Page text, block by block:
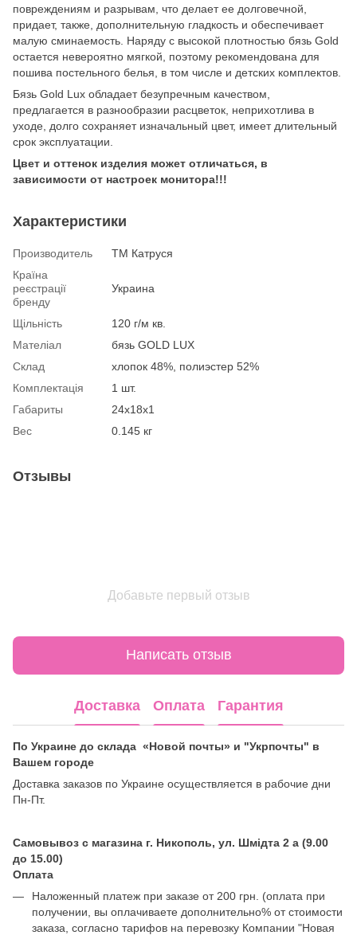
повреждениям и разрывам, что делает ее долговечной,
придает, также, дополнительную гладкость и обеспечивает
малую сминаемость. Наряду с высокой плотностью бязь Gold
остается невероятно мягкой, поэтому рекомендована для
пошива постельного белья, в том числе и детских комплектов.
Бязь Gold Lux обладает безупречным качеством,
предлагается в разнообразии расцветок, неприхотлива в
уходе, долго сохраняет изначальный цвет, имеет длительный
срок эксплуатации.
Цвет и оттенок изделия может отличаться, в
зависимости от настроек монитора!!!
Характеристики
Производитель
ТМ Катруся
Країна
реєстрації
бренду
Украина
Щільність
120 г/м кв.
Мателіал
бязь GOLD LUX
Склад
хлопок 48%, полиэстер 52%
Комплектація
1 шт.
Габариты
24х18х1
Вес
0.145 кг
Отзывы
Добавьте первый отзыв
Написать отзыв
Доставка Оплата Гарантия
По Украине до склада «Новой почты» и "Укрпочты" в
Вашем городе
Доставка заказов по Украине осуществляется в рабочие дни
Пн-Пт.
Самовывоз с магазина г. Никополь, ул. Шмідта 2 а (9.00
до 15.00)
Оплата
Наложенный платеж при заказе от 200 грн. (оплата при
получении, вы оплачиваете дополнительно% от стоимости
заказа, согласно тарифов на перевозку Компании "Новая